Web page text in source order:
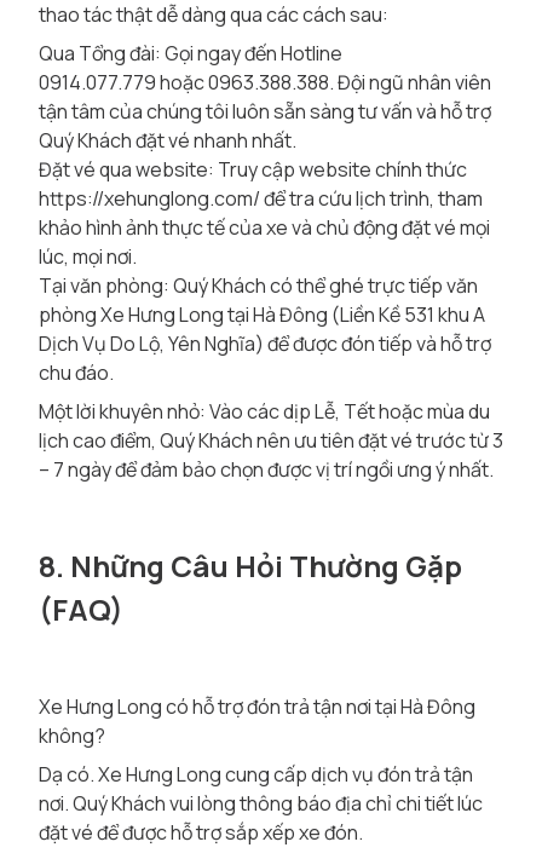
thao tác thật dễ dàng qua các cách sau:
Qua Tổng đài: Gọi ngay đến Hotline
0914.077.779 hoặc 0963.388.388. Đội ngũ nhân viên
tận tâm của chúng tôi luôn sẵn sàng tư vấn và hỗ trợ
Quý Khách đặt vé nhanh nhất.
Đặt vé qua website: Truy cập website chính thức
https://xehunglong.com/để tra cứu lịch trình, tham
khảo hình ảnh thực tế của xe và chủ động đặt vé mọi
lúc, mọi nơi.
Tại văn phòng: Quý Khách có thể ghé trực tiếp văn
phòng Xe Hưng Long tại Hà Đông (Liền Kề 531 khu A
Dịch Vụ Do Lộ, Yên Nghĩa) để được đón tiếp và hỗ trợ
chu đáo.
Một lời khuyên nhỏ: Vào các dịp Lễ, Tết hoặc mùa du
lịch cao điểm, Quý Khách nên ưu tiên đặt vé trước từ 3
– 7 ngày để đảm bảo chọn được vị trí ngồi ưng ý nhất.
8. Những Câu Hỏi Thường Gặp
(FAQ)
Xe Hưng Long có hỗ trợ đón trả tận nơi tại Hà Đông
không?
Dạ có. Xe Hưng Long cung cấp dịch vụ đón trả tận
nơi. Quý Khách vui lòng thông báo địa chỉ chi tiết lúc
đặt vé để được hỗ trợ sắp xếp xe đón.